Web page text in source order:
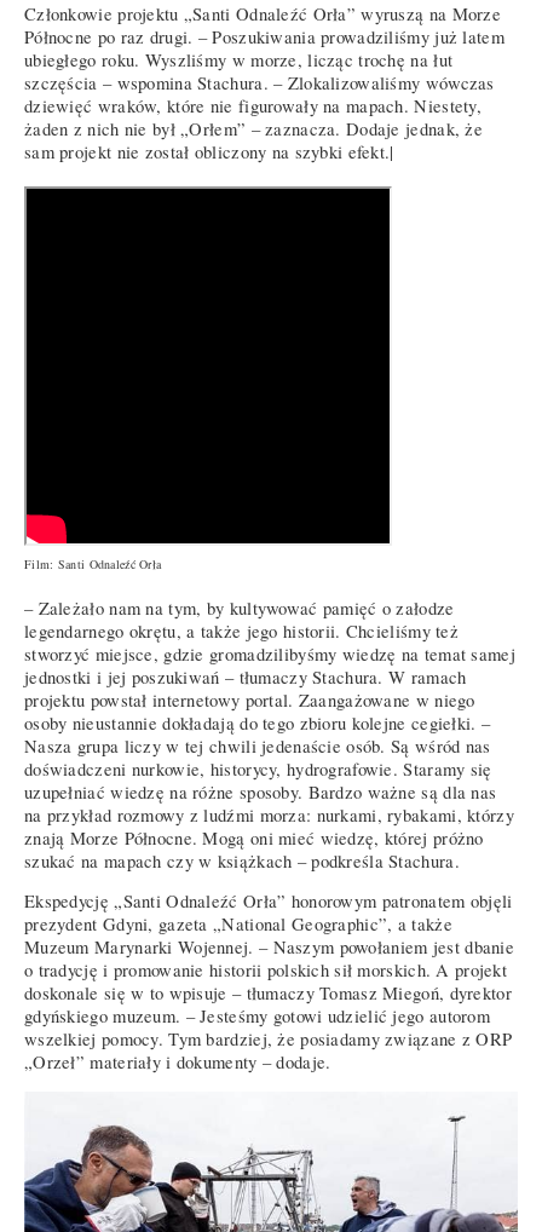
Członkowie projektu „Santi Odnaleźć Orła” wyruszą na Morze
Północne po raz drugi. – Poszukiwania prowadziliśmy już latem
ubiegłego roku. Wyszliśmy w morze, licząc trochę na łut
szczęścia – wspomina Stachura. – Zlokalizowaliśmy wówczas
dziewięć wraków, które nie figurowały na mapach. Niestety,
żaden z nich nie był „Orłem” – zaznacza. Dodaje jednak, że
sam projekt nie został obliczony na szybki efekt.|
Film: Santi Odnaleźć Orła
– Zależało nam na tym, by kultywować pamięć o załodze
legendarnego okrętu, a także jego historii. Chcieliśmy też
stworzyć miejsce, gdzie gromadzilibyśmy wiedzę na temat samej
jednostki i jej poszukiwań – tłumaczy Stachura. W ramach
projektu powstał internetowy portal. Zaangażowane w niego
osoby nieustannie dokładają do tego zbioru kolejne cegiełki. –
Nasza grupa liczy w tej chwili jedenaście osób. Są wśród nas
doświadczeni nurkowie, historycy, hydrografowie. Staramy się
uzupełniać wiedzę na różne sposoby. Bardzo ważne są dla nas
na przykład rozmowy z ludźmi morza: nurkami, rybakami, którzy
znają Morze Północne. Mogą oni mieć wiedzę, której próżno
szukać na mapach czy w książkach – podkreśla Stachura.
Ekspedycję „Santi Odnaleźć Orła” honorowym patronatem objęli
prezydent Gdyni, gazeta „National Geographic”, a także
Muzeum Marynarki Wojennej. – Naszym powołaniem jest dbanie
o tradycję i promowanie historii polskich sił morskich. A projekt
doskonale się w to wpisuje – tłumaczy Tomasz Miegoń, dyrektor
gdyńskiego muzeum. – Jesteśmy gotowi udzielić jego autorom
wszelkiej pomocy. Tym bardziej, że posiadamy związane z ORP
„Orzeł” materiały i dokumenty – dodaje.